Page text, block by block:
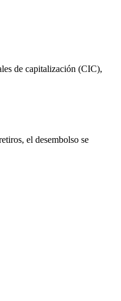
de capitalización (CIC),
el desembolso se